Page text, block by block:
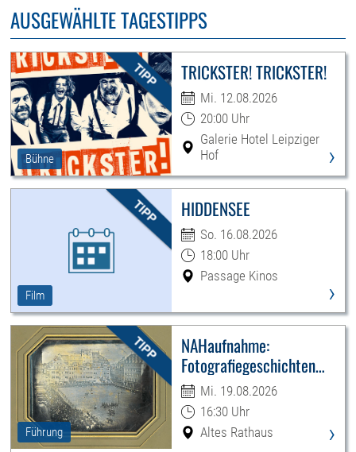
AUSGEWÄHLTE TAGESTIPPS
Bühne
TRICKSTER! TRICKSTER!
Mi. 12.08.2026
20:00 Uhr
Galerie Hotel Leipziger
Hof
›
Film
HIDDENSEE
So. 16.08.2026
18:00 Uhr
Passage Kinos
›
Führung
NAHaufnahme:
Fotografiegeschichten
Leipzigs
Mi. 19.08.2026
16:30 Uhr
Altes Rathaus
›